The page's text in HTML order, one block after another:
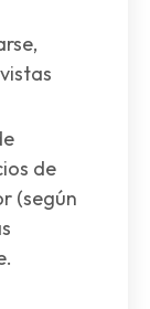
de
(según